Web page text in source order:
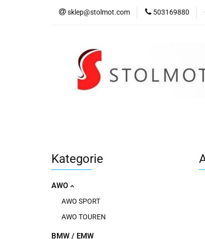
sklep@stolmot.com 503169880
Kategorie
AWO
AWO SPORT
AWO TOUREN
BMW / EMW